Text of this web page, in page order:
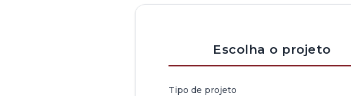
Escolha o projeto
Tipo de projeto